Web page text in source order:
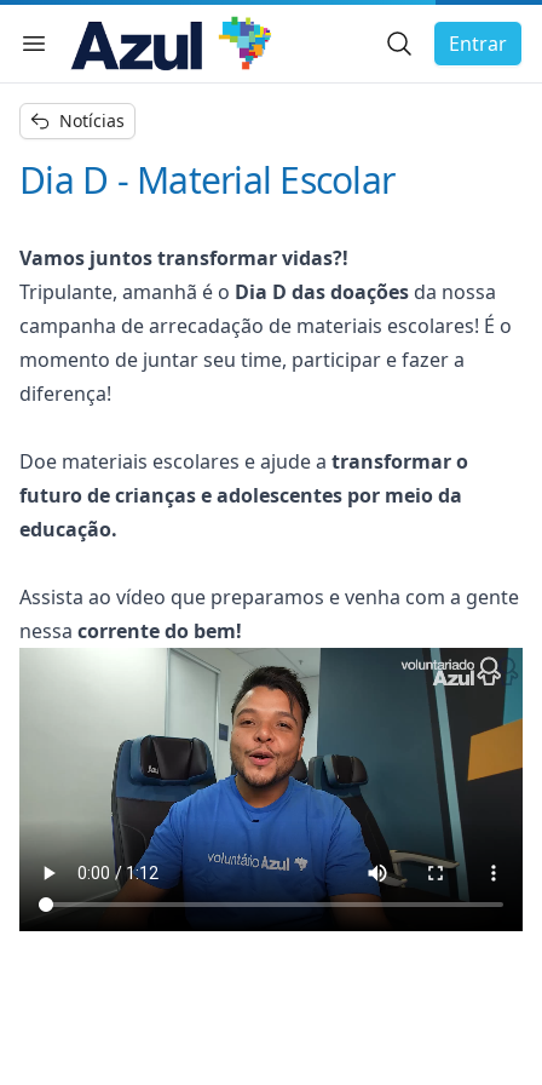
Menu de navegação
Busca Geral
Entrar
menu
Notícias
Dia D - Material Escolar
Vamos juntos transformar vidas?!
Tripulante, amanhã é o Dia D das doações da nossa
campanha de arrecadação de materiais escolares! É o
momento de juntar seu time, participar e fazer a
diferença!
Doe materiais escolares e ajude a transformar o
futuro de crianças e adolescentes por meio da
educação.
Assista ao vídeo que preparamos e venha com a gente
nessa corrente do bem!